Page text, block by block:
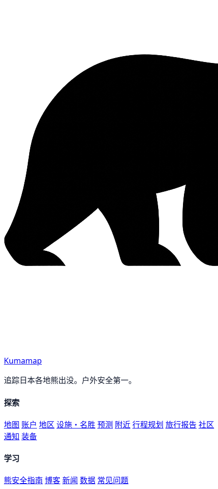
Kumamap
追踪日本各地熊出没。户外安全第一。
探索
地图 账户 地区 设施・名胜 预测 附近行程规划 旅行报告 社区
通知 装备
学习
熊安全指南 博客新闻 数据 常见问题